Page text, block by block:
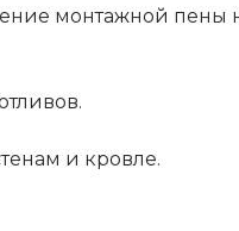
монтажной
и кровле.